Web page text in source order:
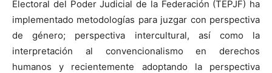
Electoral del Poder Judicial de la Federación (TEPJF) ha
implementado metodologías para juzgar con perspectiva
de género; perspectiva intercultural, así como la
interpretación al convencionalismo en derechos
humanos y recientemente adoptando la perspectiva